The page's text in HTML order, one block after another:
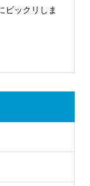
ビックリしま